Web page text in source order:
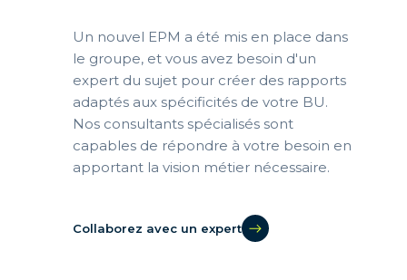
Un nouvel EPM a été mis en place dans
le groupe, et vous avez besoin d'un
expert du sujet pour créer des rapports
adaptés aux spécificités de votre BU.
Nos consultants spécialisés sont
capables de répondre à votre besoin en
apportant la vision métier nécessaire.
Collaborez avec un expert